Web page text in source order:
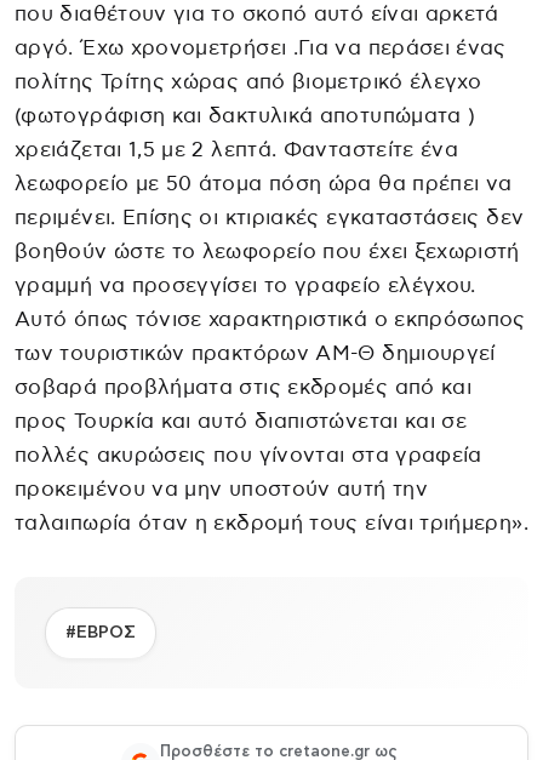
που διαθέτουν για το σκοπό αυτό είναι αρκετά
αργό. Έχω χρονομετρήσει .Για να περάσει ένας
πολίτης Τρίτης χώρας από βιομετρικό έλεγχο
(φωτογράφιση και δακτυλικά αποτυπώματα )
χρειάζεται 1,5 με 2 λεπτά. Φανταστείτε ένα
λεωφορείο με 50 άτομα πόση ώρα θα πρέπει να
περιμένει. Επίσης οι κτιριακές εγκαταστάσεις δεν
βοηθούν ώστε το λεωφορείο που έχει ξεχωριστή
γραμμή να προσεγγίσει το γραφείο ελέγχου.
Αυτό όπως τόνισε χαρακτηριστικά ο εκπρόσωπος
των τουριστικών πρακτόρων ΑΜ-Θ δημιουργεί
σοβαρά προβλήματα στις εκδρομές από και
προς Τουρκία και αυτό διαπιστώνεται και σε
πολλές ακυρώσεις που γίνονται στα γραφεία
προκειμένου να μην υποστούν αυτή την
ταλαιπωρία όταν η εκδρομή τους είναι τριήμερη».
#ΕΒΡΟΣ
Προσθέστε το cretaone.gr ως